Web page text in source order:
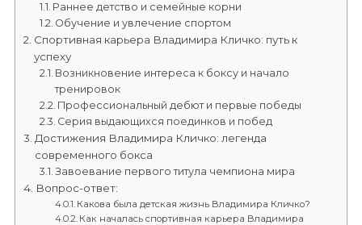
Раннее детство и семейные корни
Обучение и увлечение спортом
Спортивная карьера Владимира Кличко: путь к
успеху
Возникновение интереса к боксу и начало
тренировок
Профессиональный дебют и первые победы
Серия выдающихся поединков и побед
Достижения Владимира Кличко: легенда
современного бокса
Завоевание первого титула чемпиона мира
Вопрос-ответ:
Какова была детская жизнь Владимира Кличко?
Как началась спортивная карьера Владимира